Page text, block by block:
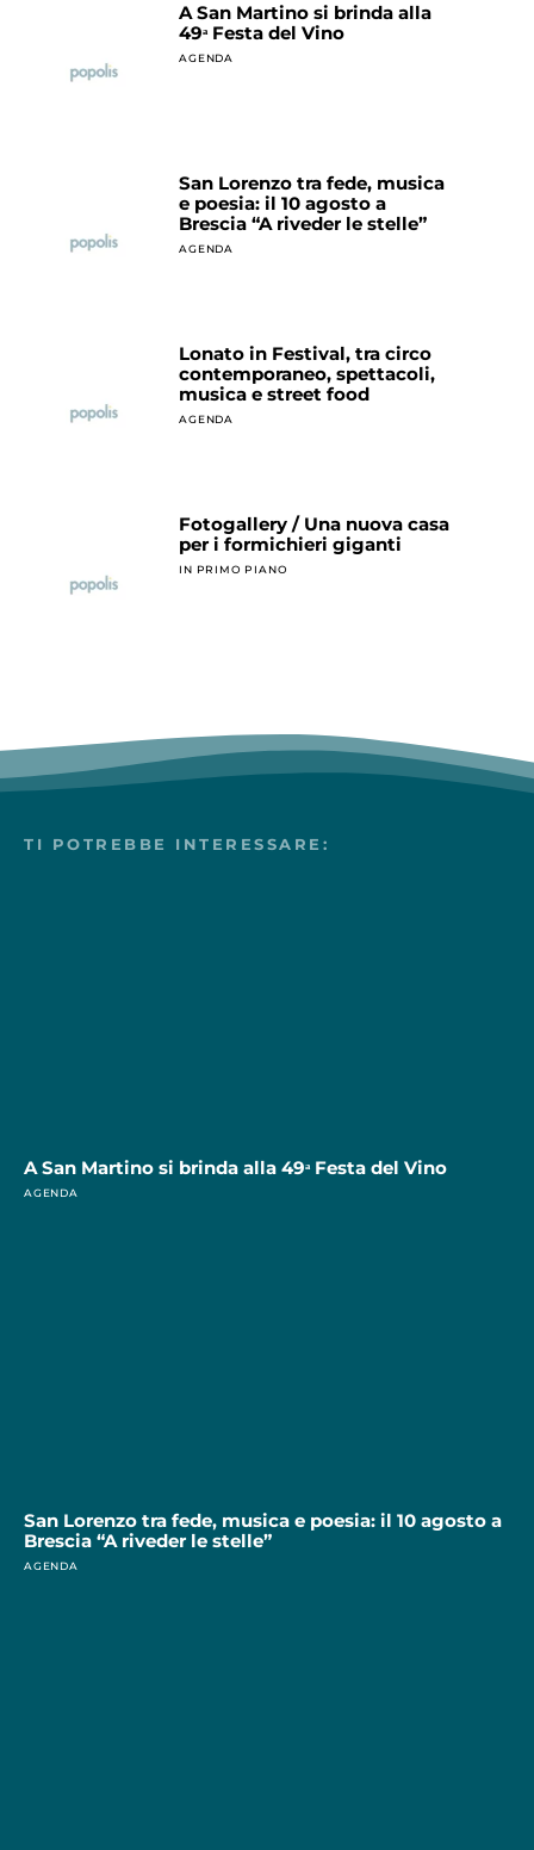
A San Martino si brinda alla
49ᵃ Festa del Vino
AGENDA
San Lorenzo tra fede, musica
e poesia: il 10 agosto a
Brescia “A riveder le stelle”
AGENDA
Lonato in Festival, tra circo
contemporaneo, spettacoli,
musica e street food
AGENDA
Fotogallery / Una nuova casa
per i formichieri giganti
IN PRIMO PIANO
TI POTREBBE INTERESSARE:
A San Martino si brinda alla 49ᵃ Festa del Vino
AGENDA
San Lorenzo tra fede, musica e poesia: il 10 agosto a
Brescia “A riveder le stelle”
AGENDA